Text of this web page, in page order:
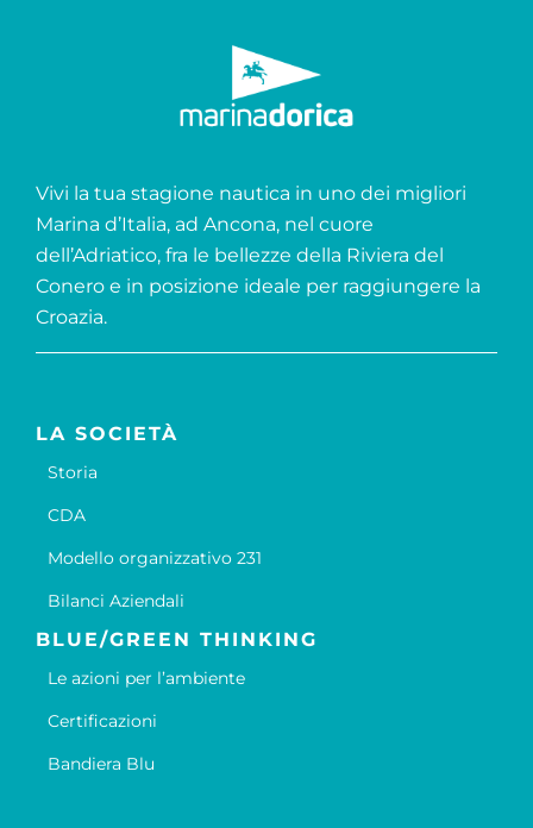
Vivi la tua stagione nautica in uno dei migliori
Marina d’Italia, ad Ancona, nel cuore
dell’Adriatico, fra le bellezze della Riviera del
Conero e in posizione ideale per raggiungere la
Croazia.
LA SOCIETÀ
Storia
CDA
Modello organizzativo 231
Bilanci Aziendali
BLUE/GREEN THINKING
Le azioni per l’ambiente
Certificazioni
Bandiera Blu